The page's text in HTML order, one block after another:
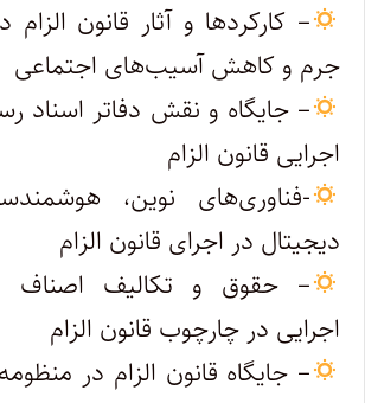
– کارکردها و آثار قانون
جرم و کاهش آسیب‌های اجتماعی
– جایگاه و نقش دفاتر اسناد
اجرایی قانون الزام
-فناوری‌های نوین،
دیجیتال در اجرای قانون الزام
– حقوق و تکالیف اصناف
اجرایی در چارچوب قانون الزام
– جایگاه قانون الزام در